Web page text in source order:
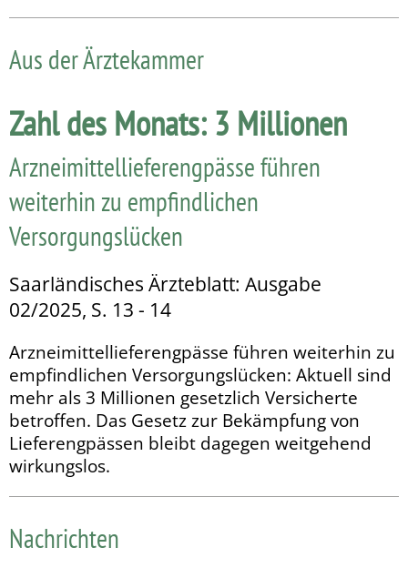
Aus der Ärztekammer
Zahl des Monats: 3 Millionen
Arzneimittellieferengpässe führen
weiterhin zu empfindlichen
Versorgungslücken
Saarländisches Ärzteblatt: Ausgabe
02/2025, S. 13 - 14
Arzneimittellieferengpässe führen weiterhin zu
empfindlichen Versorgungslücken: Aktuell sind
mehr als 3 Millionen gesetzlich Versicherte
betroffen. Das Gesetz zur Bekämpfung von
Lieferengpässen bleibt dagegen weitgehend
wirkungslos.
Nachrichten